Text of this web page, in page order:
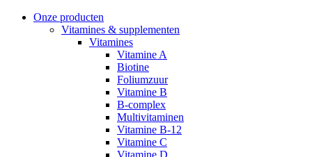
Onze producten
Vitamines & supplementen
Vitamines
Vitamine A
Biotine
Foliumzuur
Vitamine B
B-complex
Multivitaminen
Vitamine B-12
Vitamine C
Vitamine D